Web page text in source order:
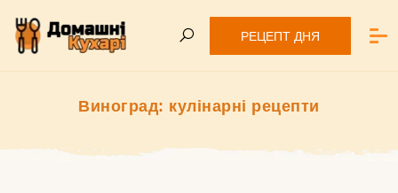
РЕЦЕПТ ДНЯ
Виноград: кулінарні рецепти